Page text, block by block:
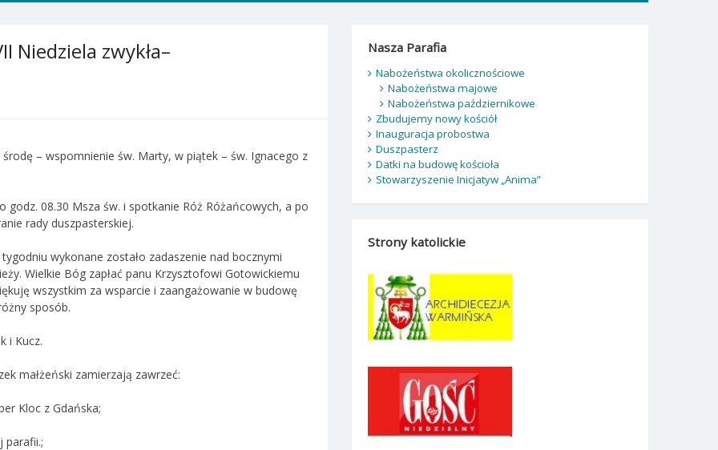
Niedziela zwykła–
– wspomnienie św. Marty, w piątek – św. Ignacego z
08.30 Msza św. i spotkanie Róż Różańcowych, a po
rady duszpasterskiej.
wykonane zostało zadaszenie nad bocznymi
Wielkie Bóg zapłać panu Krzysztofowi Gotowickiemu
wszystkim za wsparcie i zaangażowanie w budowę
sposób.
i Kucz.
małżeński zamierzają zawrzeć:
Kloc z Gdańska;
parafii.;
Nasza Parafia
Nabożeństwa okolicznościowe
Nabożeństwa majowe
Nabożeństwa październikowe
Zbudujemy nowy kościół
Inauguracja probostwa
Duszpasterz
Datki na budowę kościoła
Stowarzyszenie Inicjatyw „Anima”
Strony katolickie